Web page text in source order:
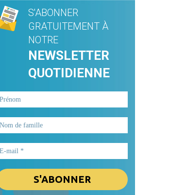
S'ABONNER
GRATUITEMENT À
NOTRE
NEWSLETTER
QUOTIDIENNE